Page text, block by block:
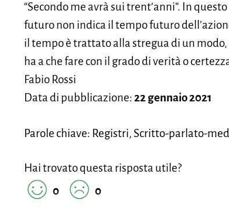
“Secondo me avrà sui trent’anni”. In
futuro non indica il tempo futuro
il tempo è trattato alla stregua di un
ha a che fare con il grado di verità o
Fabio Rossi
Data di pubblicazione:22 gennaio 2021
Parole chiave: Registri, Scritto-parlato-
Hai trovato questa risposta utile?
0
0